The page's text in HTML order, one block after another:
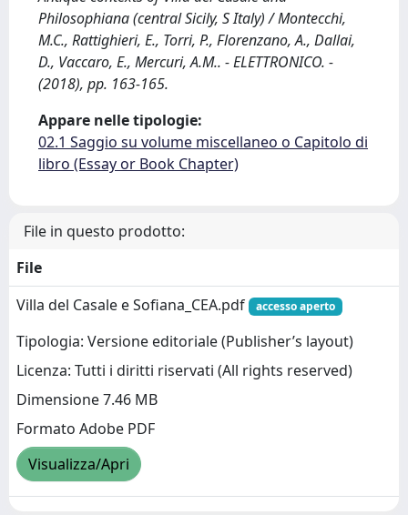
Philosophiana (central Sicily, S Italy) / Montecchi,
M.C., Rattighieri, E., Torri, P., Florenzano, A., Dallai,
D., Vaccaro, E., Mercuri, A.M.. - ELETTRONICO. -
(2018), pp. 163-165.
Appare nelle tipologie:
02.1 Saggio su volume miscellaneo o Capitolo di
libro (Essay or Book Chapter)
File in questo prodotto:
File
Villa del Casale e Sofiana_CEA.pdf
accesso aperto
Tipologia: Versione editoriale (Publisher’s layout)
Licenza: Tutti i diritti riservati (All rights reserved)
Dimensione 7.46 MB
Formato Adobe PDF
Visualizza/Apri